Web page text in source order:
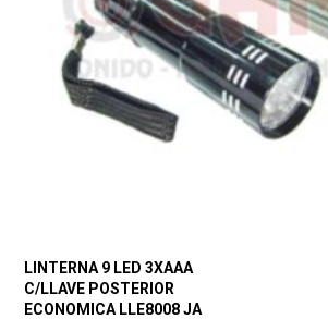
LINTERNA 9 LED 3XAAA
C/LLAVE POSTERIOR
ECONOMICA LLE8008 JA